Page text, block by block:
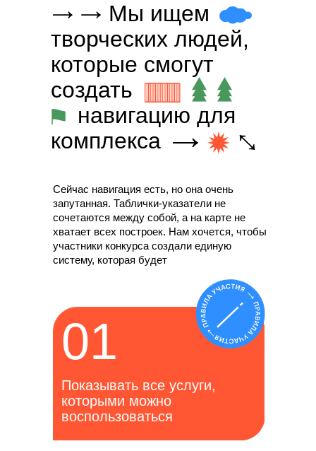
Сейчас навигация есть, но она очень
запутанная. Таблички-указатели не
сочетаются между собой, а на карте не
хватает всех построек. Нам хочется, чтобы
участники конкурса создали единую
систему, которая будет
→ → Мы ищем
творческих людей,
которые смогут
создать → ✹︎ ⤡
⚑ навигацию для
комплекса
Показывать все услуги,
которыми можно
воспользоваться
01